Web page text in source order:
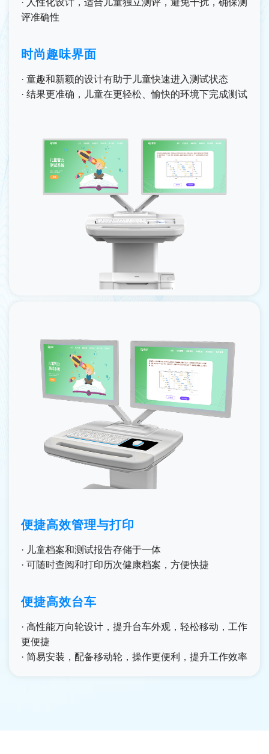
· 人性化设计，适合儿童独立测评，避免干扰，确保测
评准确性
时尚趣味界面
· 童趣和新颖的设计有助于儿童快速进入测试状态
· 结果更准确，儿童在更轻松、愉快的环境下完成测试
便捷高效管理与打印
· 儿童档案和测试报告存储于一体
· 可随时查阅和打印历次健康档案，方便快捷
便捷高效台车
· 高性能万向轮设计，提升台车外观，轻松移动，工作
更便捷
· 简易安装，配备移动轮，操作更便利，提升工作效率